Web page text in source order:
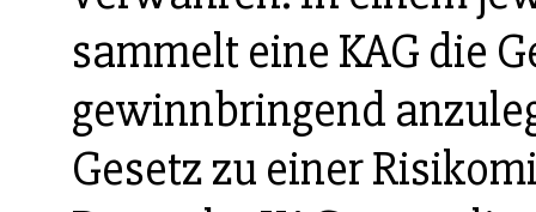
sammelt eine KAG die
gewinnbringend
Gesetz zu einer